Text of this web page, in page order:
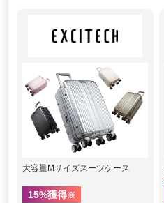
大容量Mサイズスーツケース
15%獲得※